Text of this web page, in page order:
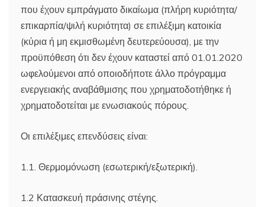
που έχουν εμπράγματο δικαίωμα (πλήρη κυριότητα/
επικαρπία/ψιλή κυριότητα) σε επιλέξιμη κατοικία
(κύρια ή μη εκμισθωμένη δευτερεύουσα), με την
προϋπόθεση ότι δεν έχουν καταστεί από 01.01.2020
ωφελούμενοι από οποιοδήποτε άλλο πρόγραμμα
ενεργειακής αναβάθμισης που χρηματοδοτήθηκε ή
χρηματοδοτείται με ενωσιακούς πόρους.
Οι επιλέξιμες επενδύσεις είναι:
1.1. Θερμομόνωση (εσωτερική/εξωτερική).
1.2 Κατασκευή πράσινης στέγης.